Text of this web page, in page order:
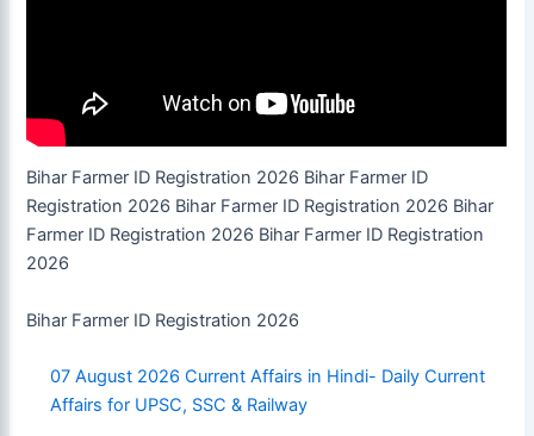
Bihar Farmer ID Registration 2026 Bihar Farmer ID
Registration 2026 Bihar Farmer ID Registration 2026 Bihar
Farmer ID Registration 2026 Bihar Farmer ID Registration
2026
Bihar Farmer ID Registration 2026
07 August 2026 Current Affairs in Hindi- Daily Current
Affairs for UPSC, SSC & Railway